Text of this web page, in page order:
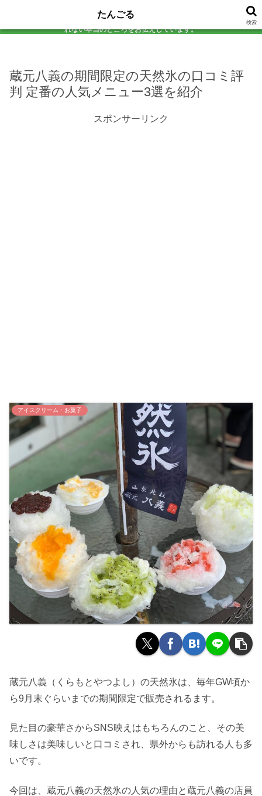
アラフォーの美容と健康を真剣に考える研究所。 気になる食品は必ず自分で試
してから判定！添加物チェックから効果検証まで、 口コミサイトじゃ教えてく
れない本当のところをお伝えしています。
本サイトのコンテンツには、プロモーションが含まれています。
蔵元八義の期間限定の天然氷の口コミ評
判 定番の人気メニュー3選を紹介
スポンサーリンク
アイスクリーム・お菓子
蔵元八義（くらもとやつよし）の天然氷は、毎年GW頃か
ら9月末ぐらいまでの期間限定で販売されるます。
見た目の豪華さからSNS映えはもちろんのこと、その美
味しさは美味しいと口コミされ、県外からも訪れる人も多
いです。
今回は、蔵元八義の天然氷の人気の理由と蔵元八義の店員
たんごる
検索